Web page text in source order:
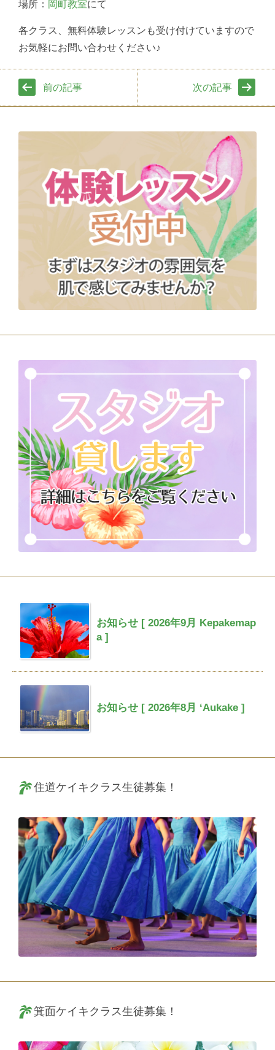
場所： 岡町教室にて
各クラス、無料体験レッスンも受け付けていますので
お気軽にお問い合わせください♪
前の記事 次の記事
お知らせ [ 2026年9月 Kepakemap
a ]
お知らせ [ 2026年8月 ‘Aukake ]
住道ケイキクラス生徒募集！
箕面ケイキクラス生徒募集！